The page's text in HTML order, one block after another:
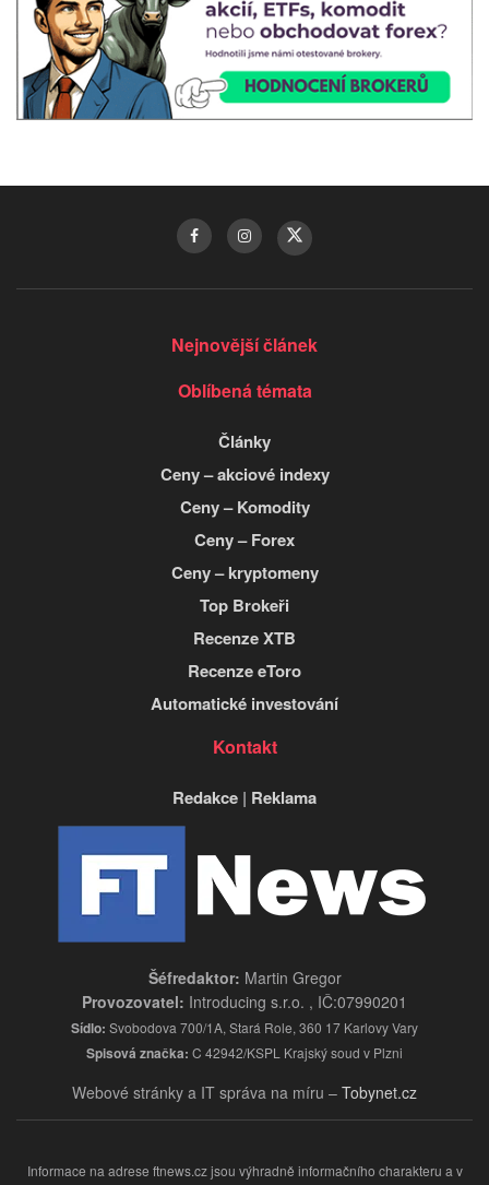
Nejnovější článek
Oblíbená témata
Články
Ceny – akciové indexy
Ceny – Komodity
Ceny – Forex
Ceny – kryptomeny
Top Brokeři
Recenze XTB
Recenze eToro
Automatické investování
Kontakt
Redakce | Reklama
Šéfredaktor: Martin Gregor
Provozovatel: Introducing s.r.o. , IČ:07990201
Sídlo: Svobodova 700/1A, Stará Role, 360 17 Karlovy Vary
Spisová značka: C 42942/KSPL Krajský soud v Plzni
Webové stránky a IT správa na míru – Tobynet.cz
Informace na adrese ftnews.cz jsou výhradně informačního charakteru a v